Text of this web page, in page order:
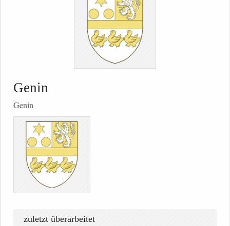
Genin
Genin
zuletzt überarbeitet